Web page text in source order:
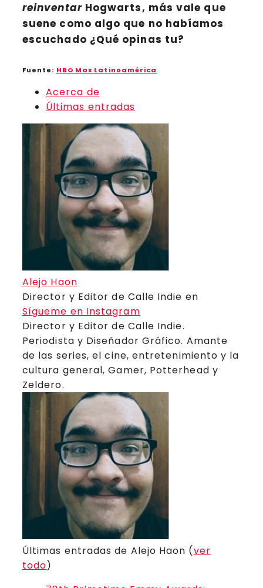
reinventar Hogwarts, más vale que
suene como algo que no habíamos
escuchado ¿Qué opinas tu?
Fuente: HBO Max Latinoamérica
Acerca de
Últimas entradas
Alejo Haon
Director y Editor de Calle Indie en
Sígueme en Instagram
Director y Editor de Calle Indie.
Periodista y Diseñador Gráfico. Amante
de las series, el cine, entretenimiento y la
cultura general, Gamer, Potterhead y
Zeldero.
Últimas entradas de Alejo Haon (ver
todo)